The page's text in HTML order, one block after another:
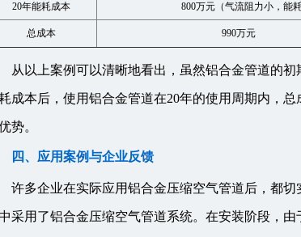
20年能耗成本 800万元（气流阻力小，能
总成本 990万元
从以上案例可以清晰地看出，虽然铝合金管道的
成本后，使用铝合金管道在20年的使用周期内，
势。
四、应用案例与企业反馈
许多企业在实际应用铝合金压缩空气管道后，都
采用了铝合金压缩空气管道系统。在安装阶段，